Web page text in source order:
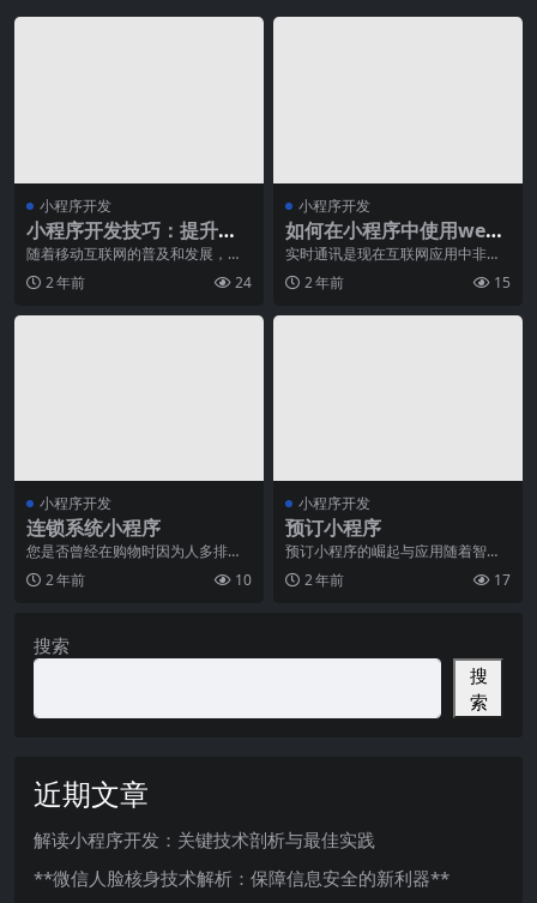
小程序开发
小程序开发技巧：提升小
程序性能的几种方法
随着移动互联网的普及和发展，小
程序已经成为了越来越多企业和个
人开展业务的一种重要
2 年前 24
小程序开发
如何在小程序中使用webs
ocket实现实时通讯？
实时通讯是现在互联网应用中非常
重要的一种交互形式，也是小程序
中经常需要实现的功能
2 年前 15
小程序开发
连锁系统小程序
您是否曾经在购物时因为人多排队
而感到疲惫不堪？您是否曾经因为
不熟悉商品的具体情况
2 年前 10
小程序开发
预订小程序
预订小程序的崛起与应用随着智能
手机的普及和移动互联网的迅猛发
展，预订小程序成为了
2 年前 17
搜索
搜
索
近期文章
解读小程序开发：关键技术剖析与最佳实践
**微信人脸核身技术解析：保障信息安全的新利器**